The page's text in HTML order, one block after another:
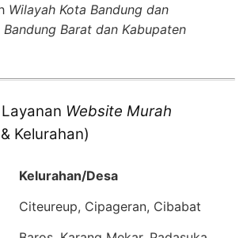
Wilayah Kota Bandung dan
Bandung Barat dan Kabupaten
Website Murah
Kelurahan)
Kelurahan/Desa
Citeureup, Cipageran, Cibabat